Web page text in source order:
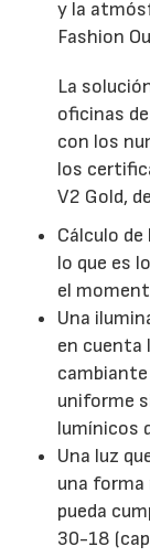
y la
Fashion
La
oficinas
con los
los
V2 Gold,
Cálculo
lo que es
el
Una
en cuenta
uniforme
lumínicos
Una luz
una forma
pueda
30-18